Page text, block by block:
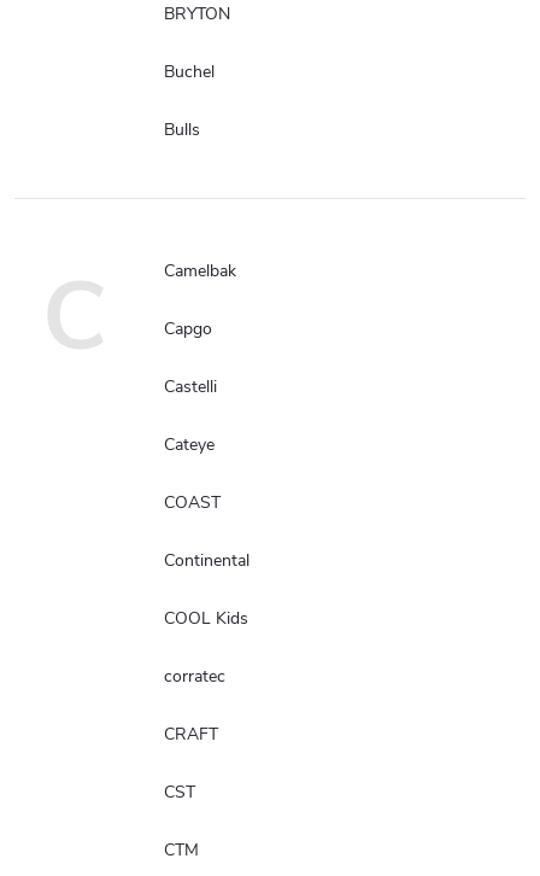
BRYTON
Buchel
Bulls
C Camelbak
Capgo
Castelli
Cateye
COAST
Continental
COOL Kids
corratec
CRAFT
CST
CTM